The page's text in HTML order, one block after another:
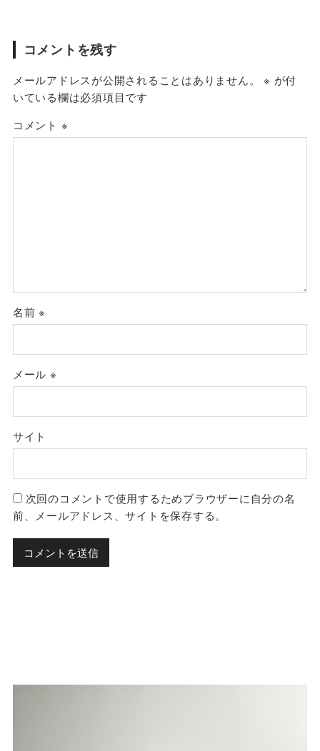
コメントを残す
メールアドレスが公開されることはありません。 ※ が付
いている欄は必須項目です
コメント ※
名前※
メール ※
サイト
次回のコメントで使用するためブラウザーに自分の名
前、メールアドレス、サイトを保存する。